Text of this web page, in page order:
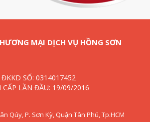
MẠI DỊCH VỤ HỒNG SƠN
SỐ: 0314017452
LẦN ĐẦU: 19/09/2016
Qúy, P. Sơn Kỳ, Quận Tân Phú, Tp.HCM